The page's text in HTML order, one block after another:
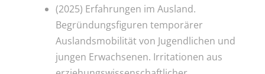
(2025) Erfahrungen im Ausland.
Begründungsfiguren temporärer
Auslandsmobilität von Jugendlichen und
jungen Erwachsenen. Irritationen aus